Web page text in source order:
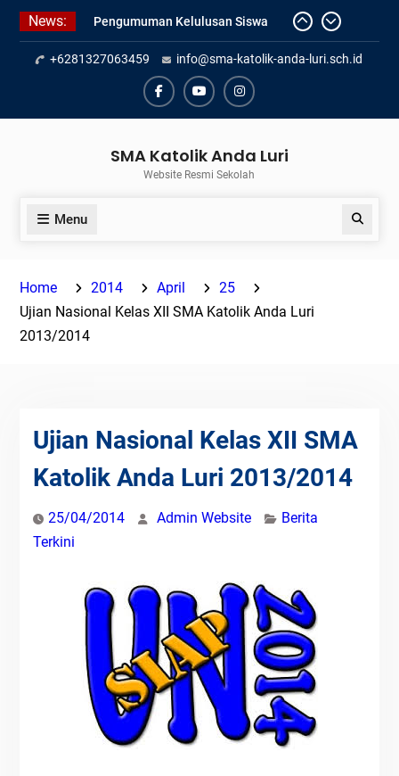
Skip
content
News:
Pengumuman Kelulusan Siswa
Kelas XII SMAK Anda Luri
Pelantikan Pengurus Osis SMAK
Anda Luri
Penilaian Sumatif Akhir Tahun
+6281327063459 info@sma-katolik-anda-luri.sch.id
FacebookYoutubeInstagram
SMA Katolik Anda Luri
Website Resmi Sekolah
Menu Search
Home 2014 April
25
Ujian Nasional Kelas XII SMA Katolik Anda Luri
2013/2014
Ujian Nasional Kelas XII SMA
Katolik Anda Luri 2013/2014
25/04/2014 Admin Website
Berita
Terkini